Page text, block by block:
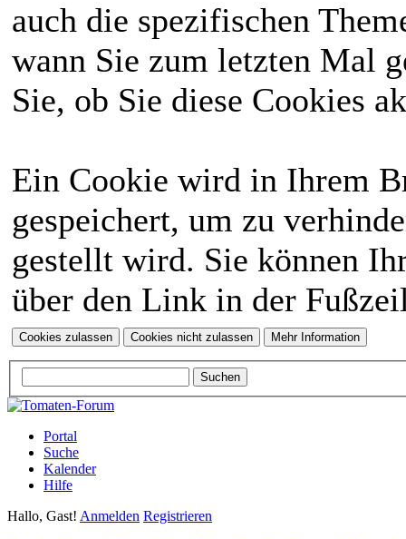
auch die spezifischen
wann Sie zum letzten Mal
Sie, ob Sie diese Cookies
Ein Cookie wird in Ihrem
gespeichert, um zu
gestellt wird. Sie können
über den Link in der
Portal
Suche
Kalender
Hilfe
Hallo, Gast! Anmelden Registrieren